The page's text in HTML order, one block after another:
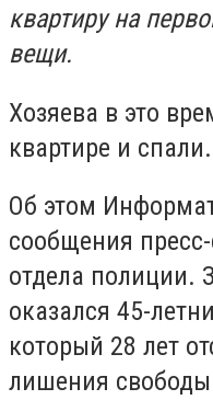
квартиру на
вещи.
Хозяева в это
квартире и спали.
Об этом
сообщения
отдела полиции.
оказался 45-
который 28 лет
лишения